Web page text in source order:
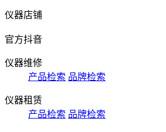
仪器店铺
官方抖音
仪器维修
产品检索 品牌检索
仪器租赁
产品检索 品牌检索